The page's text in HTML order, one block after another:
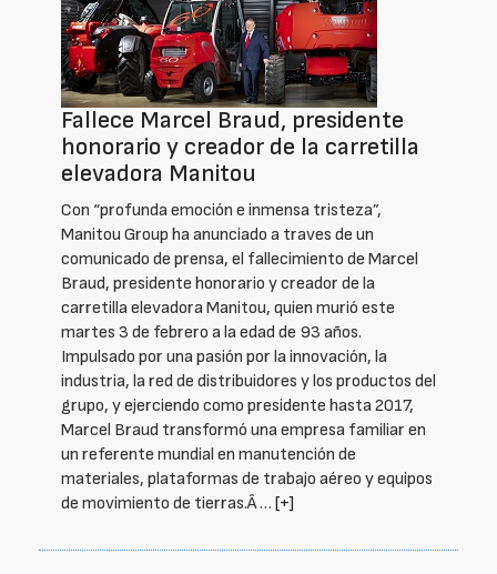
Fallece Marcel Braud, presidente
honorario y creador de la carretilla
elevadora Manitou
Con “profunda emoción e inmensa tristeza”,
Manitou Group ha anunciado a traves de un
comunicado de prensa, el fallecimiento de Marcel
Braud, presidente honorario y creador de la
carretilla elevadora Manitou, quien murió este
martes 3 de febrero a la edad de 93 años.
Impulsado por una pasión por la innovación, la
industria, la red de distribuidores y los productos del
grupo, y ejerciendo como presidente hasta 2017,
Marcel Braud transformó una empresa familiar en
un referente mundial en manutención de
materiales, plataformas de trabajo aéreo y equipos
de movimiento de tierras.Â … [+]